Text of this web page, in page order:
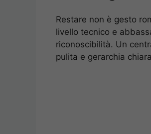
Restare non è gesto
livello tecnico e
riconoscibilità. Un
pulita e gerarchia